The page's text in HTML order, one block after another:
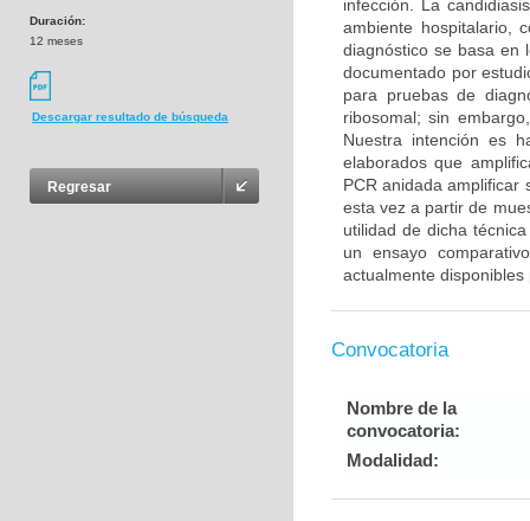
Duración:
12 meses
Descargar resultado de búsqueda
Regresar
infección. La
ambiente hospitalario,
diagnóstico se basa en
documentado por
para pruebas de
ribosomal; sin
Nuestra intención es
elaborados que
PCR anidada amplificar
esta vez a partir de
utilidad de dicha
un ensayo
actualmente
Convocatoria
Nombre de la
convocatoria:
Modalidad: